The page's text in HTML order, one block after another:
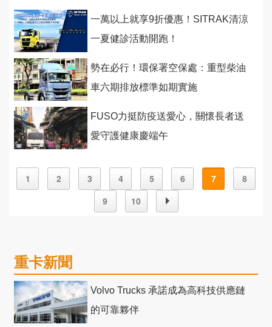
一萬以上就享9折優惠！SITRAK清涼
一夏健診活動開跑！
勢在必行！環保署空保處：重型柴油
車六期排放標準如期實施
FUSO力挺防疫送愛心，關懷長者送
愛守護健康慶端午
1 2 3 4 5 6 7
8
9
10
重卡新聞
Volvo Trucks 承諾成為高科技供應鏈
的可靠夥伴